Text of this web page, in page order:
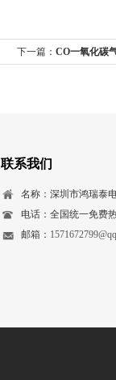
下一篇： CO一氧化碳
联系我们
名称：深圳市鸿瑞泰
电话：全国统一免费
邮箱：